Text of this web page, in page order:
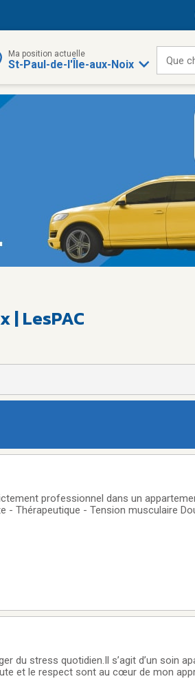
Ma position actuelle
St-Paul-de-l'Île-aux-Noix Que
LesPAC
professionnel dans un
- Thérapeutique - Tension musculaire
du stress quotidien.Il s’agit d’un soin
et le respect sont au cœur de mon